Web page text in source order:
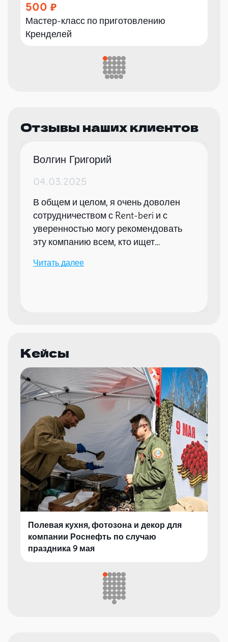
500
Мастер-класс по приготовлению
Кренделей
Отзывы наших клиентов
Волгин Григорий
04.03.2025
В общем и целом, я очень доволен
сотрудничеством с Rent-beri и с
уверенностью могу рекомендовать
эту компанию всем, кто ищет
мероприятий.
Читать далее
Кейсы
Полевая кухня, фотозона и декор для
компании Роснефть по случаю
праздника 9 мая